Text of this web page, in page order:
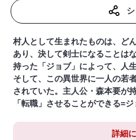
村人として生まれたものは、ど
あり、決して剣士になること
持った「ジョブ」によって、人
そして、この異世界に一人の若
されていた。主人公・森本要が
「転職」させることができる=
詳細